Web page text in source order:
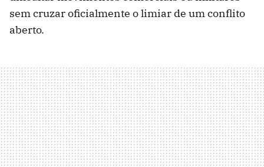
sem cruzar oficialmente o limiar de um conflito
aberto.